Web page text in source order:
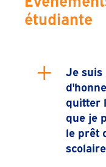
étudiante
+
Je
quitter
que je
le prêt